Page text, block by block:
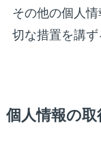
その他の個人
切な措置を講ず
個人情報の